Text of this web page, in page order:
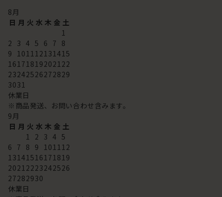
8月
日 月 火 水 木 金 土
1
2 3 4 5 6 7 8
9 101112131415
16171819202122
23242526272829
3031
休業日
※商品発送、お問い合わせ含みます。
9月
日 月 火 水 木 金 土
1 2 3 4 5
6 7 8 9 101112
13141516171819
20212223242526
27282930
休業日